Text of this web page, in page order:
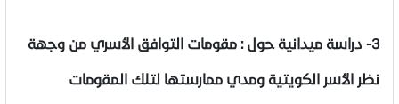
3- دراسة ميدانية حول : مقومات التوافق الأسري من وجهة
نظر الأسر الكويتية ومدي ممارستها لتلك المقومات